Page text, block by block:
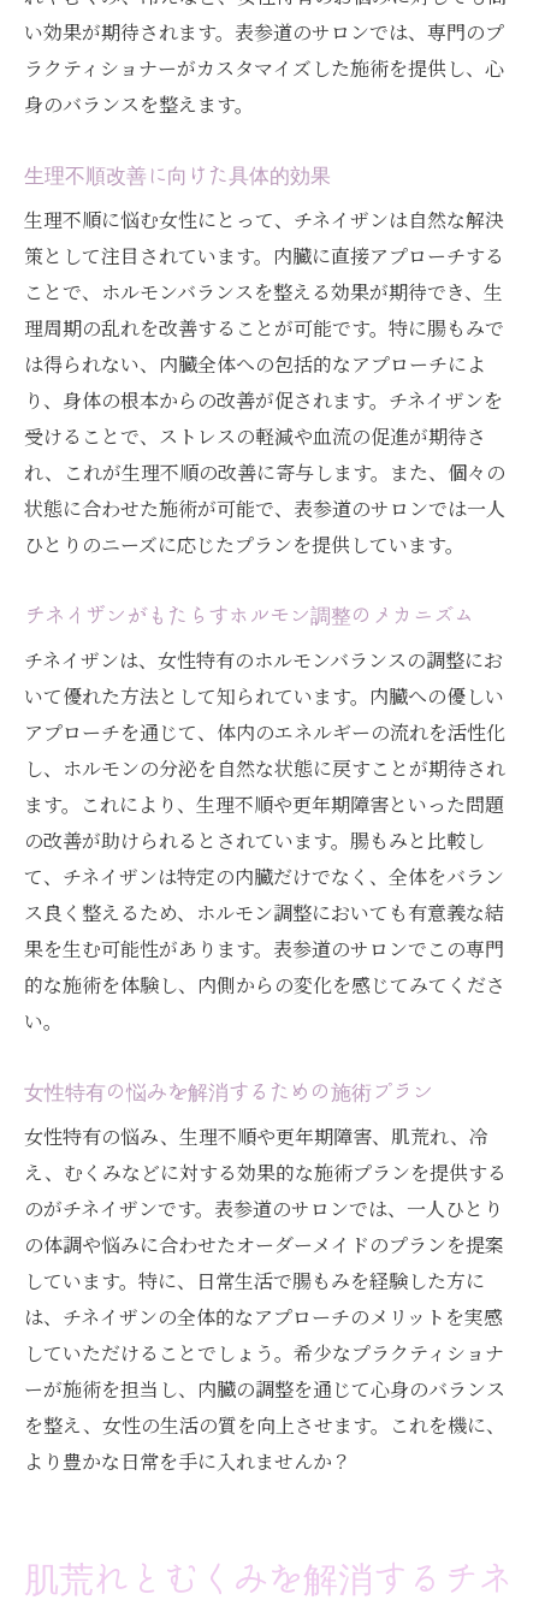
い効果が期待されます。表参道のサロンでは、専門のプ
ラクティショナーがカスタマイズした施術を提供し、心
身のバランスを整えます。
生理不順改善に向けた具体的効果
生理不順に悩む女性にとって、チネイザンは自然な解決
策として注目されています。内臓に直接アプローチする
ことで、ホルモンバランスを整える効果が期待でき、生
理周期の乱れを改善することが可能です。特に腸もみで
は得られない、内臓全体への包括的なアプローチによ
り、身体の根本からの改善が促されます。チネイザンを
受けることで、ストレスの軽減や血流の促進が期待さ
れ、これが生理不順の改善に寄与します。また、個々の
状態に合わせた施術が可能で、表参道のサロンでは一人
ひとりのニーズに応じたプランを提供しています。
チネイザンがもたらすホルモン調整のメカニズム
チネイザンは、女性特有のホルモンバランスの調整にお
いて優れた方法として知られています。内臓への優しい
アプローチを通じて、体内のエネルギーの流れを活性化
し、ホルモンの分泌を自然な状態に戻すことが期待され
ます。これにより、生理不順や更年期障害といった問題
の改善が助けられるとされています。腸もみと比較し
て、チネイザンは特定の内臓だけでなく、全体をバラン
ス良く整えるため、ホルモン調整においても有意義な結
果を生む可能性があります。表参道のサロンでこの専門
的な施術を体験し、内側からの変化を感じてみてくださ
い。
女性特有の悩みを解消するための施術プラン
女性特有の悩み、生理不順や更年期障害、肌荒れ、冷
え、むくみなどに対する効果的な施術プランを提供する
のがチネイザンです。表参道のサロンでは、一人ひとり
の体調や悩みに合わせたオーダーメイドのプランを提案
しています。特に、日常生活で腸もみを経験した方に
は、チネイザンの全体的なアプローチのメリットを実感
していただけることでしょう。希少なプラクティショナ
ーが施術を担当し、内臓の調整を通じて心身のバランス
を整え、女性の生活の質を向上させます。これを機に、
より豊かな日常を手に入れませんか？
肌荒れとむくみを解消するチネ